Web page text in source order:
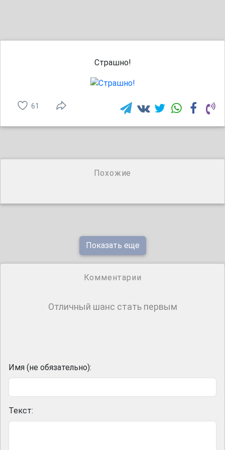
Страшно!
61
Похожие
Показать еще
Комментарии
Отличный шанс стать первым
Имя (не обязательно):
Текст: